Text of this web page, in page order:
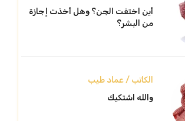
أين اختفت الجن؟ وهل أخذت إجازة
من البشر؟
الكاتب / عماد طيب
والله اشتكيك